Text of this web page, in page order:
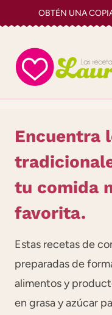
al
contenido
OBTÉN UNA
Encuentra
tu comida
favorita.
Estas recetas de
preparadas de
alimentos y
en grasa y azúcar